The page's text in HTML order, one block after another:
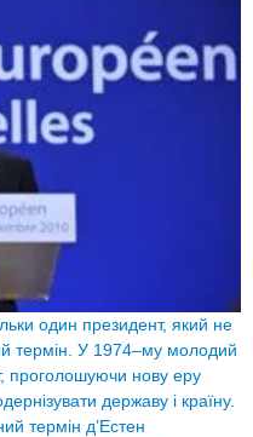
один президент, який не
термін. У 1974–му молодий
проголошуючи нову еру
державу і країну.
термін д’Естен